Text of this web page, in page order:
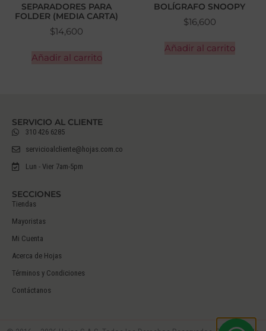
SEPARADORES PARA
FOLDER (MEDIA CARTA)
$14,600
Añadir al carrito
BOLÍGRAFO SNOOPY
$16,600
Añadir al carrito
SECCIONES
Tiendas
Mayoristas
Mi Cuenta
Acerca de Hojas
Términos y Condiciones
Contáctanos
SERVICIO AL CLIENTE
310 426 6285
servicioalcliente@hojas.com.co
Lun - Vier 7am-5pm